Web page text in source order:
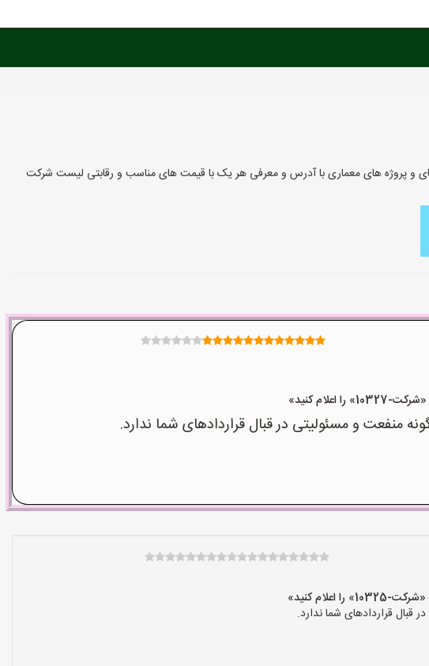
و پروژه های معماری با آدرس و معرفی هر یک با قیمت های مناسب و رقابتی لیست شرکت
کنید»
و مسئولیتی در قبال قراردادهای شما ندارد.
کنید»
قراردادهای شما ندارد.